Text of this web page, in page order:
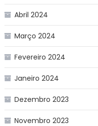
Abril 2024
Março 2024
Fevereiro 2024
Janeiro 2024
Dezembro 2023
Novembro 2023